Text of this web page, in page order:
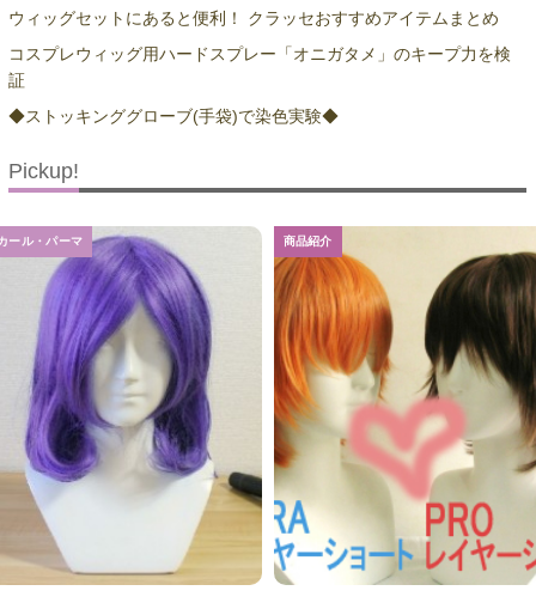
ウィッグセットにあると便利！ クラッセおすすめアイテムまとめ
コスプレウィッグ用ハードスプレー「オニガタメ」のキープ力を検
証
◆ストッキンググローブ(手袋)で染色実験◆
Pickup!
ール・パーマ 商品紹介